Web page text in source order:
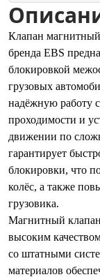
Клапан
бренда EBS
блокировкой
грузовых
надёжную работу
проходимости и
движении по
гарантирует
блокировки, что
колёс, а также
грузовика.
Магнитный клапан
высоким
со штатными
материалов